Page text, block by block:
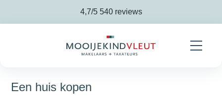
4,7/5 540 reviews
Een huis kopen